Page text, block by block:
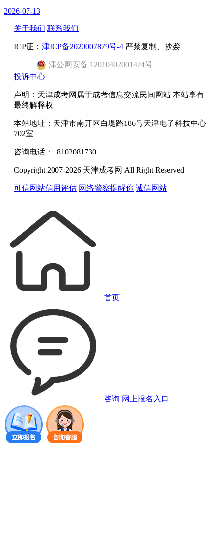
2026-07-13
关于我们 联系我们
ICP证： 津ICP备2020007879号-4 严禁复制、抄袭
津公网安备 12010402001474号
投诉中心
声明：天津成考网属于成考信息交流民间网站 本站享有
最终解释权
本站地址：天津市南开区白堤路186号天津电子科技中心
702室
咨询电话：18102081730
Copyright 2007-2026 天津成考网 All Right Reserved
可信网站信用评估 网络警察提醒你 诚信网站
首页
咨询 网上报名入口